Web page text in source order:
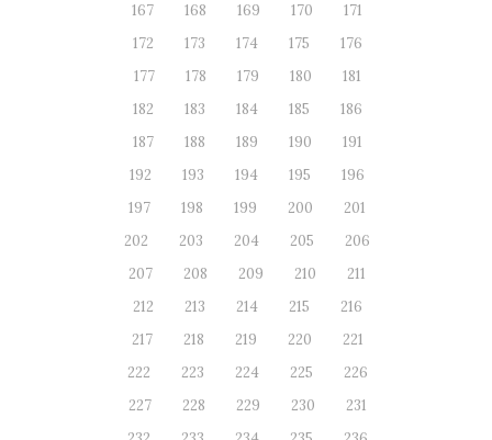
167
168 169 170
171
172
173 174 175
176
177
178 179 180
181
182
183 184 185
186
187
188 189 190
191
192
193 194 195
196
197
198 199 200
201
202
203 204 205
206
207
208 209 210
211
212
213 214 215
216
217
218 219 220
221
222
223 224 225
226
227
228 229 230
231